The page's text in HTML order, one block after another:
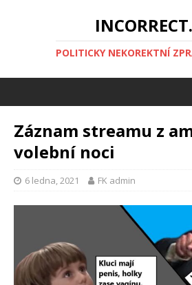
POLITICKY NEKOREKTNÍ
Záznam streamu z
volební noci
6 ledna, 2021 FK admin